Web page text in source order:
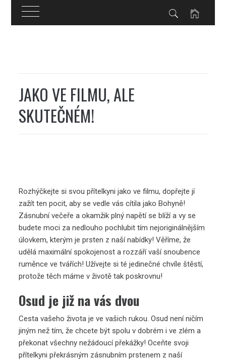
JAKO VE FILMU, ALE
SKUTEČNÉM!
Rozhýčkejte si svou přítelkyni jako ve filmu, dopřejte jí
zažít ten pocit, aby se vedle vás cítila jako Bohyně!
Zásnubní večeře a okamžik plný napětí se blíží a vy se
budete moci za nedlouho pochlubit tím nejoriginálnějším
úlovkem, kterým je prsten z naší nabídky! Věříme, že
udělá maximální spokojenost a rozzáří vaší snoubence
ruměnce ve tvářích! Užívejte si té jedinečné chvíle štěstí,
protože těch máme v životě tak poskrovnu!
Osud je již na vás dvou
Cesta vašeho života je ve vašich rukou. Osud není ničím
jiným než tím, že chcete být spolu v dobrém i ve zlém a
překonat všechny nežádoucí překážky! Oceňte svoji
přítelkyni překrásným zásnubním prstenem z naší